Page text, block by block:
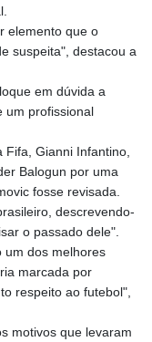
elemento que o
suspeita", destacou a
em dúvida a
um profissional
Fifa, Gianni Infantino,
Balogun por uma
fosse revisada.
descrevendo-
o passado dele".
um dos melhores
marcada por
respeito ao futebol",
motivos que levaram